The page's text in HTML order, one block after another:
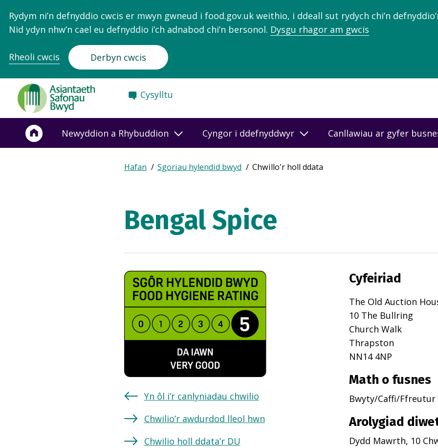
Rydym ni’n defnyddio cwcis er mwyn gwneud i food.gov.uk weithio, i ddeall sut rydych chi’n
Nid ydyn nhw’n cael eu defnyddio i’ch adnabod chi’n bersonol. Dysgu rhagor am gwcis
Rheoli cwcis Derbyn cwcis
Food
Standards
Agency
Frontpage
Cysylltu
Newyddion a Rhybuddion Cyngor i ddefnyddwyr Canllawiau ar gyfer
Breadcrumb
Expand
breadcrumb
Hafan Sgoriau hylendid bwyd Chwillo'r holl ddata
Bengal Spice
Yn ôl i’r canlyniadau chwilio
Chwilio’r awdurdod lleol hwn
Chwilio holl ddata’r DU
Cyfeiriad
The Old Auction
10 The Bullring
Church Walk
Thrapston
NN14 4NP
Math o fusnes
Bwyty/Caffi/Ffreutur
Arolygiad
Dydd Mawrth, 10